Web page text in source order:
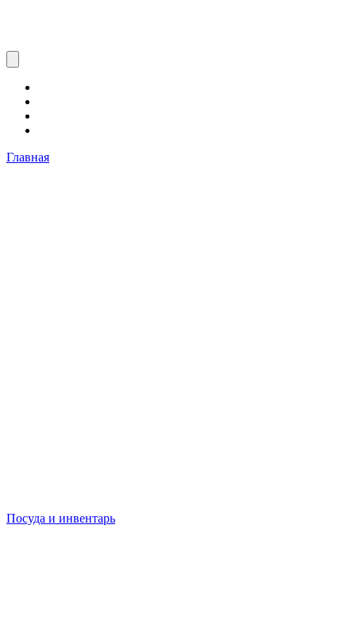
Главная
Посуда и инвентарь